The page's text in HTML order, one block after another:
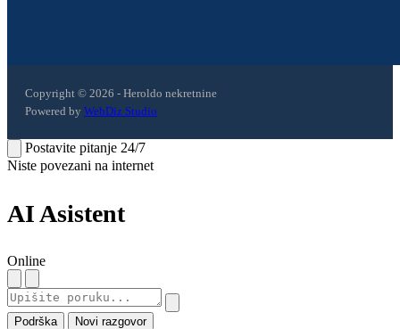
Copyright © 2026 - Heroldo nekretnine
Powered by WebDiz Studio
Postavite pitanje 24/7
Niste povezani na internet
AI Asistent
Online
Podrška Novi razgovor